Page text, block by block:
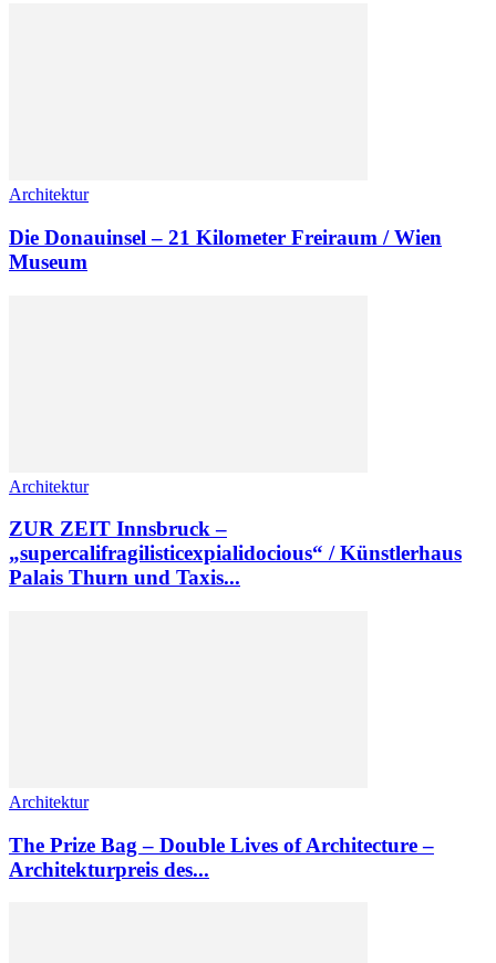
Architektur
Die Donauinsel – 21 Kilometer Freiraum / Wien
Museum
Architektur
ZUR ZEIT Innsbruck –
„supercalifragilisticexpialidocious“ / Künstlerhaus
Palais Thurn und Taxis...
Architektur
The Prize Bag – Double Lives of Architecture –
Architekturpreis des...